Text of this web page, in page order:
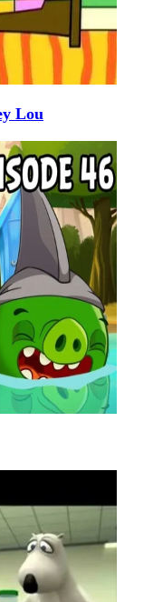
Lou